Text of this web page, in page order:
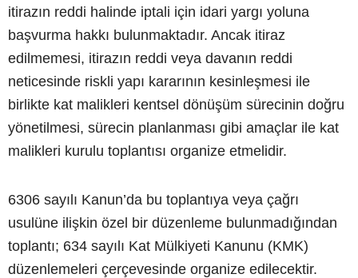
itirazın reddi halinde iptali için idari yargı yoluna
başvurma hakkı bulunmaktadır. Ancak itiraz
edilmemesi, itirazın reddi veya davanın reddi
neticesinde riskli yapı kararının kesinleşmesi ile
birlikte kat malikleri kentsel dönüşüm sürecinin doğru
yönetilmesi, sürecin planlanması gibi amaçlar ile kat
malikleri kurulu toplantısı organize etmelidir.
6306 sayılı Kanun’da bu toplantıya veya çağrı
usulüne ilişkin özel bir düzenleme bulunmadığından
toplantı; 634 sayılı Kat Mülkiyeti Kanunu (KMK)
düzenlemeleri çerçevesinde organize edilecektir.